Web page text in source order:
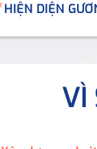
HIỆN DIỆN
VÌ